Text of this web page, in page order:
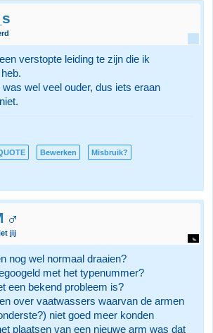
verstopte leiding te zijn die ik
wel veel ouder, dus iets eraan
Bewerken Misbruik?
jij
nog wel normaal draaien?
met het typenummer?
een bekend probleem is?
over vaatwassers waarvan de armen
niet goed meer konden
plaatsen van een nieuwe arm was dat